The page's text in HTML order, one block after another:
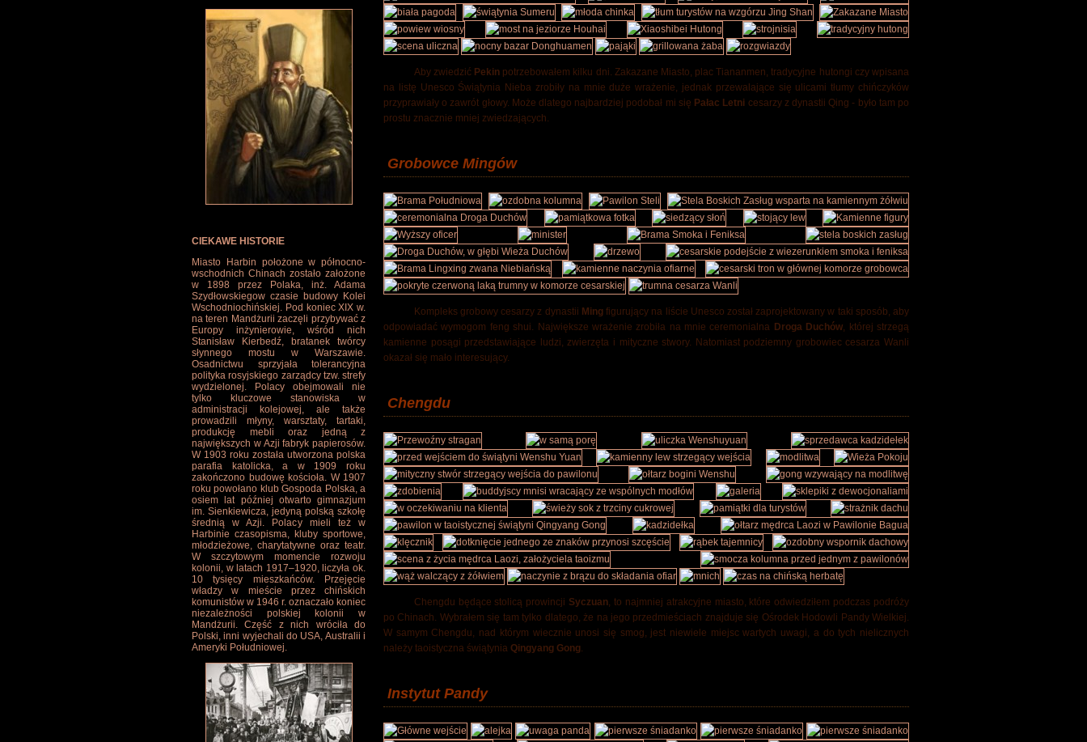
CIEKAWE HISTORIE
Miasto Harbin położone w północno-
wschodnich Chinach zostało założone
w 1898 przez Polaka, inż. Adama
Szydłowskiegow czasie budowy Kolei
Wschodniochińskiej. Pod koniec XIX w.
na teren Mandżurii zaczęli przybywać z
Europy inżynierowie, wśród nich
Stanisław Kierbedź, bratanek twórcy
słynnego mostu w Warszawie.
Osadnictwu sprzyjała tolerancyjna
polityka rosyjskiego zarządcy tzw. strefy
wydzielonej. Polacy obejmowali nie
tylko kluczowe stanowiska w
administracji kolejowej, ale także
prowadzili młyny, warsztaty, tartaki,
produkcję mebli oraz jedną z
największych w Azji fabryk papierosów.
W 1903 roku została utworzona polska
parafia katolicka, a w 1909 roku
zakończono budowę kościoła. W 1907
roku powołano klub Gospoda Polska, a
osiem lat później otwarto gimnazjum
im. Sienkiewicza, jedyną polską szkołę
średnią w Azji. Polacy mieli też w
Harbinie czasopisma, kluby sportowe,
młodzieżowe, charytatywne oraz teatr.
W szczytowym momencie rozwoju
kolonii, w latach 1917–1920, liczyła ok.
10 tysięcy mieszkańców. Przejęcie
władzy w mieście przez chińskich
komunistów w 1946 r. oznaczało koniec
niezależności polskiej kolonii w
Mandżurii. Część z nich wróciła do
Polski, inni wyjechali do USA, Australii i
Ameryki Południowej.
Aby zwiedzić Pekin potrzebowałem kilku dni. Zakazane Miasto, plac Tiananmen, tradycyjne hutongi czy wpisana
na listę Unesco Świątynia Nieba zrobiły na mnie duże wrażenie, jednak przewalające się ulicami tłumy chińczyków
przyprawiały o zawrót głowy. Może dlatego najbardziej podobał mi się Pałac Letni cesarzy z dynastii Qing - było tam po
prostu znacznie mniej zwiedzających.
Grobowce Mingów
Kompleks grobowy cesarzy z dynastii Mingfigurujący na liście Unesco został zaprojektowany w taki sposób, aby
odpowiadać wymogom feng shui. Największe wrażenie zrobiła na mnie ceremonialna Droga Duchów, której strzegą
kamienne posągi przedstawiające ludzi, zwierzęta i mityczne stwory. Natomiast podziemny grobowiec cesarza Wanli
okazał się mało interesujący.
Chengdu
Chengdu będące stolicą prowincji Syczuan, to najmniej atrakcyjne miasto, które odwiedziłem podczas podróży
po Chinach. Wybrałem się tam tylko dlatego, że na jego przedmieściach znajduje się Ośrodek Hodowli Pandy Wielkiej.
W samym Chengdu, nad którym wiecznie unosi się smog, jest niewiele miejsc wartych uwagi, a do tych nielicznych
należy taoistyczna świątynia Qingyang Gong.
Instytut Pandy